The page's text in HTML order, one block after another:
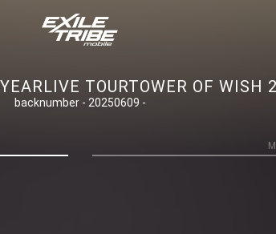
TOURTOWER OF WISH
backnumber - 20250609 -